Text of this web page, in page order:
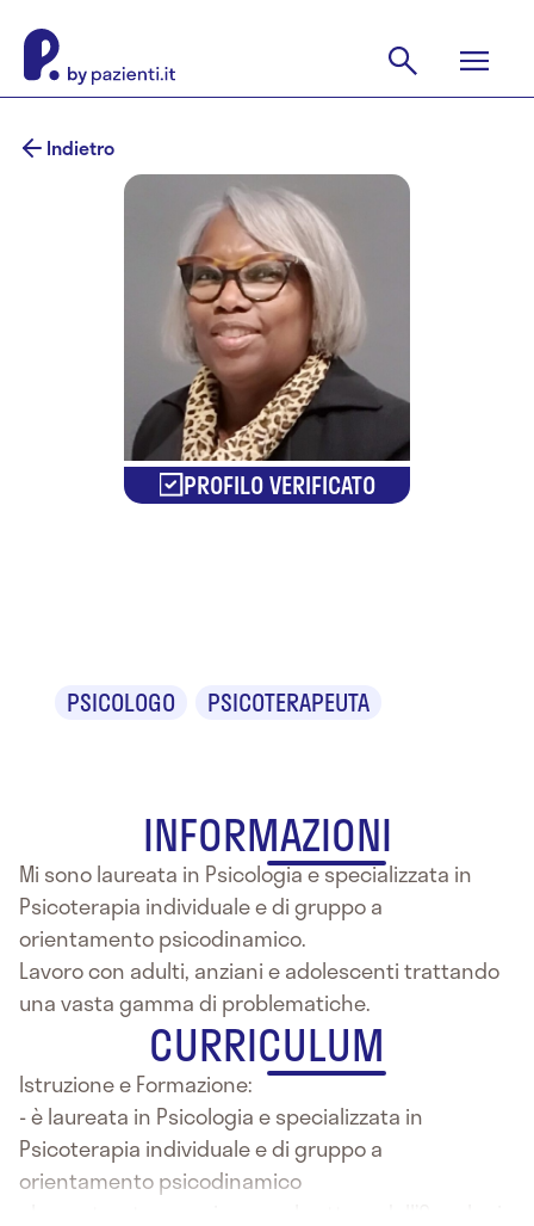
Indietro
PROFILO VERIFICATO
PSICOLOGO PSICOTERAPEUTA
INFORMAZIONI
Mi sono laureata in Psicologia e specializzata in
Psicoterapia individuale e di gruppo a
orientamento psicodinamico.
Lavoro con adulti, anziani e adolescenti trattando
una vasta gamma di problematiche.
CURRICULUM
Istruzione e Formazione:
- è laureata in Psicologia e specializzata in
Psicoterapia individuale e di gruppo a
orientamento psicodinamico